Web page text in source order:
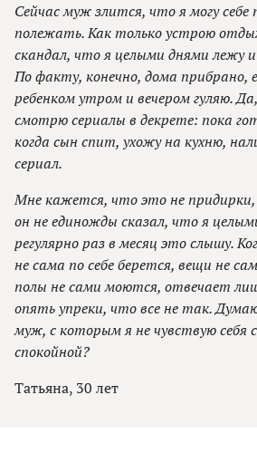
Сейчас муж злится, что я могу себе
полежать. Как только устрою
скандал, что я целыми днями лежу
По факту, конечно, дома прибрано,
ребенком утром и вечером гуляю.
смотрю сериалы в декрете: пока
когда сын спит, ухожу на кухню,
сериал.
Мне кажется, что это не
он не единожды сказал, что я
регулярно раз в месяц это слышу.
не сама по себе берется, вещи не
полы не сами моются, отвечает
опять упреки, что все не так.
муж, с которым я не чувствую себя
спокойной?
Татьяна, 30 лет